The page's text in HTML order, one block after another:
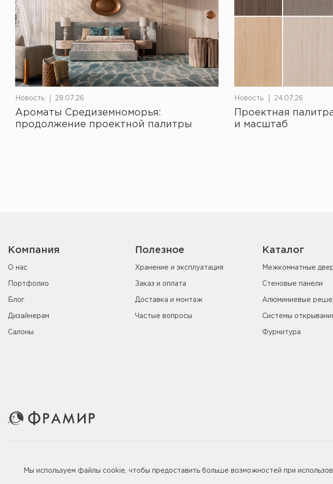
Новость 28.07.26
Ароматы Средиземноморья:
продолжение проектной палитры
Новость 24.07.26
Проектная
и масштаб
Компания
О нас
Портфолио
Блог
Дизайнерам
Салоны
Полезное
Хранение и эксплуатация
Заказ и оплата
Доставка и монтаж
Частые вопросы
Каталог
Межкомнатные
Стеновые панели
Алюминиевые
Системы
Фурнитура
Мы используем файлы cookie , чтобы предоставить больше возможностей при